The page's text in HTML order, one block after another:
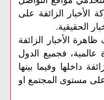
الأخبار الزائفة على
الحقیقیة.
الأخبار الزائفة
عالمیة، فجمیع الدول
داخلھا وفیما بینھا
مستوى المجتمع او